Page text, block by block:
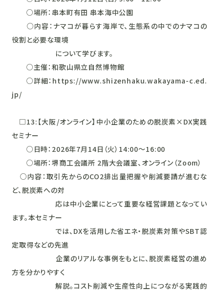
○場所：串本町有田 串本海中公園
○内容：ナマコが暮らす海岸で、生態系の中でのナマコの
役割と必要な環境
について学びます。
○主催：和歌山県立自然博物館
○詳細：https://www.shizenhaku.wakayama-c.ed.
jp/
□13:【大阪/オンライン】中小企業のための脱炭素×DX実践
セミナー
○日時：2026年7月14日（火）14:00～16:00
○場所：堺商工会議所 2階大会議室、オンライン（Zoom）
○内容：取引先からのCO2排出量把握や削減要請が進むな
ど、脱炭素への対
応は中小企業にとって重要な経営課題となってい
ます。本セミナー
では、DXを活用した省エネ・脱炭素対策やSBT認
定取得などの先進
企業のリアルな事例をもとに、脱炭素経営の進め
方を分かりやすく
解説。コスト削減や生産性向上につながる実践的